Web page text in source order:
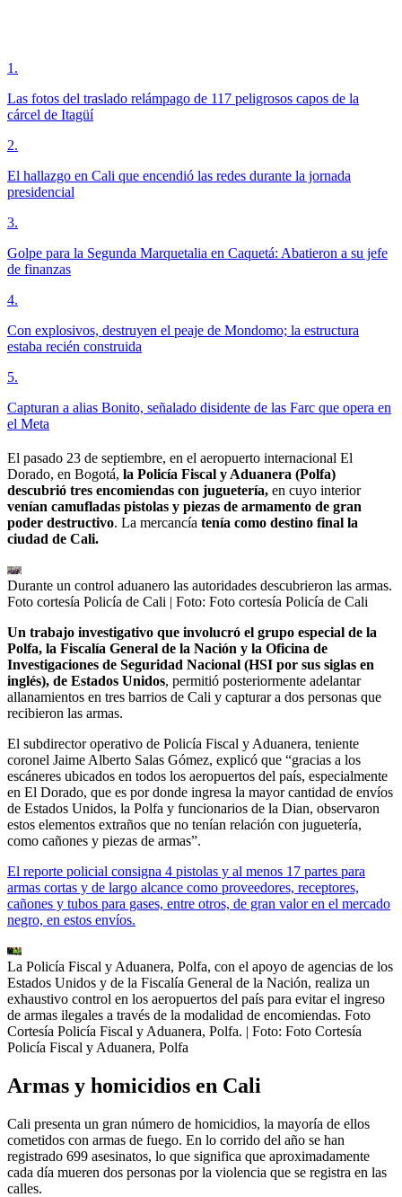
1 .
Las fotos del traslado relámpago de 117 peligrosos capos de la
cárcel de Itagüí
2.
El hallazgo en Cali que encendió las redes durante la jornada
presidencial
3.
Golpe para la Segunda Marquetalia en Caquetá: Abatieron a su jefe
de finanzas
4.
Con explosivos, destruyen el peaje de Mondomo; la estructura
estaba recién construida
5.
Capturan a alias Bonito, señalado disidente de las Farc que opera en
el Meta
El pasado 23 de septiembre, en el aeropuerto internacional El
Dorado, en Bogotá, la Policía Fiscal y Aduanera (Polfa)
descubrió tres encomiendas con juguetería, en cuyo interior
venían camufladas pistolas y piezas de armamento de gran
poder destructivo. La mercancía tenía como destino final la
ciudad de Cali.
Durante un control aduanero las autoridades descubrieron las armas.
Foto cortesía Policía de Cali | Foto: Foto cortesía Policía de Cali
Un trabajo investigativo que involucró el grupo especial de la
Polfa, la Fiscalía General de la Nación y la Oficina de
Investigaciones de Seguridad Nacional (HSI por sus siglas en
inglés), de Estados Unidos, permitió posteriormente adelantar
allanamientos en tres barrios de Cali y capturar a dos personas que
recibieron las armas.
El subdirector operativo de Policía Fiscal y Aduanera, teniente
coronel Jaime Alberto Salas Gómez, explicó que “gracias a los
escáneres ubicados en todos los aeropuertos del país, especialmente
en El Dorado, que es por donde ingresa la mayor cantidad de envíos
de Estados Unidos, la Polfa y funcionarios de la Dian, observaron
estos elementos extraños que no tenían relación con juguetería,
como cañones y piezas de armas”.
El reporte policial consigna 4 pistolas y al menos 17 partes para
armas cortas y de largo alcance como proveedores, receptores,
cañones y tubos para gases, entre otros, de gran valor en el mercado
negro, en estos envíos.
La Policía Fiscal y Aduanera, Polfa, con el apoyo de agencias de los
Estados Unidos y de la Fiscalía General de la Nación, realiza un
exhaustivo control en los aeropuertos del país para evitar el ingreso
de armas ilegales a través de la modalidad de encomiendas. Foto
Cortesía Policía Fiscal y Aduanera, Polfa. | Foto: Foto Cortesía
Policía Fiscal y Aduanera, Polfa
Armas y homicidios en Cali
Cali presenta un gran número de homicidios, la mayoría de ellos
cometidos con armas de fuego. En lo corrido del año se han
registrado 699 asesinatos, lo que significa que aproximadamente
cada día mueren dos personas por la violencia que se registra en las
calles.